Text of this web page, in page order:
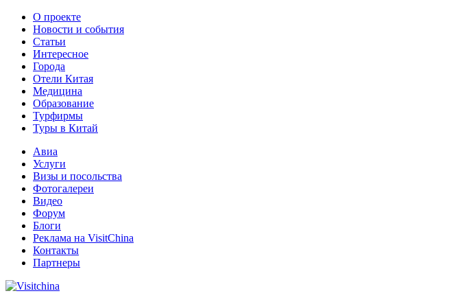
О проекте
Новости и события
Статьи
Интересное
Города
Отели Китая
Медицина
Образование
Турфирмы
Туры в Китай
Авиа
Услуги
Визы и посольства
Фотогалереи
Видео
Форум
Блоги
Реклама на VisitChina
Контакты
Партнеры